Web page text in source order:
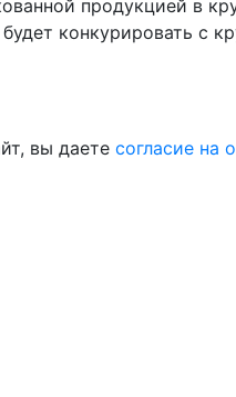
продукцией в
конкурировать с
вы даете согласие на